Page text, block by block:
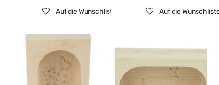
Auf die Wunschliste Auf die